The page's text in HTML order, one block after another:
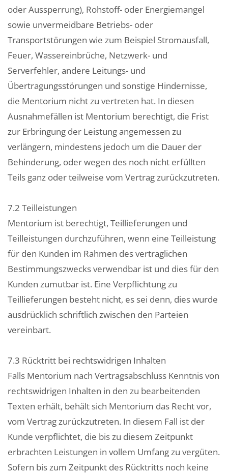
oder Aussperrung), Rohstoff- oder Energiemangel
sowie unvermeidbare Betriebs- oder
Transportstörungen wie zum Beispiel Stromausfall,
Feuer, Wassereinbrüche, Netzwerk- und
Serverfehler, andere Leitungs- und
Übertragungsstörungen und sonstige Hindernisse,
die Mentorium nicht zu vertreten hat. In diesen
Ausnahmefällen ist Mentorium berechtigt, die Frist
zur Erbringung der Leistung angemessen zu
verlängern, mindestens jedoch um die Dauer der
Behinderung, oder wegen des noch nicht erfüllten
Teils ganz oder teilweise vom Vertrag zurückzutreten.
7.2 Teilleistungen
Mentorium ist berechtigt, Teillieferungen und
Teilleistungen durchzuführen, wenn eine Teilleistung
für den Kunden im Rahmen des vertraglichen
Bestimmungszwecks verwendbar ist und dies für den
Kunden zumutbar ist. Eine Verpflichtung zu
Teillieferungen besteht nicht, es sei denn, dies wurde
ausdrücklich schriftlich zwischen den Parteien
vereinbart.
7.3 Rücktritt bei rechtswidrigen Inhalten
Falls Mentorium nach Vertragsabschluss Kenntnis von
rechtswidrigen Inhalten in den zu bearbeitenden
Texten erhält, behält sich Mentorium das Recht vor,
vom Vertrag zurückzutreten. In diesem Fall ist der
Kunde verpflichtet, die bis zu diesem Zeitpunkt
erbrachten Leistungen in vollem Umfang zu vergüten.
Sofern bis zum Zeitpunkt des Rücktritts noch keine